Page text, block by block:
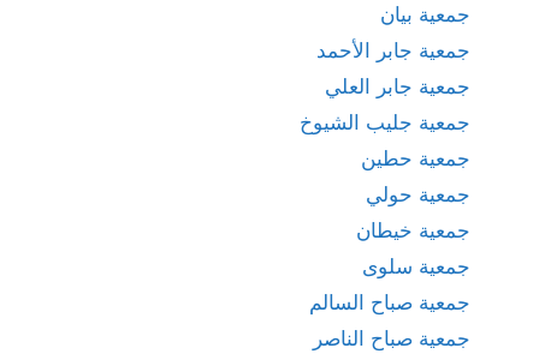
جمعية بيان
جمعية جابر الأحمد
جمعية جابر العلي
جمعية جليب الشيوخ
جمعية حطين
جمعية حولي
جمعية خيطان
جمعية سلوى
جمعية صباح السالم
جمعية صباح الناصر